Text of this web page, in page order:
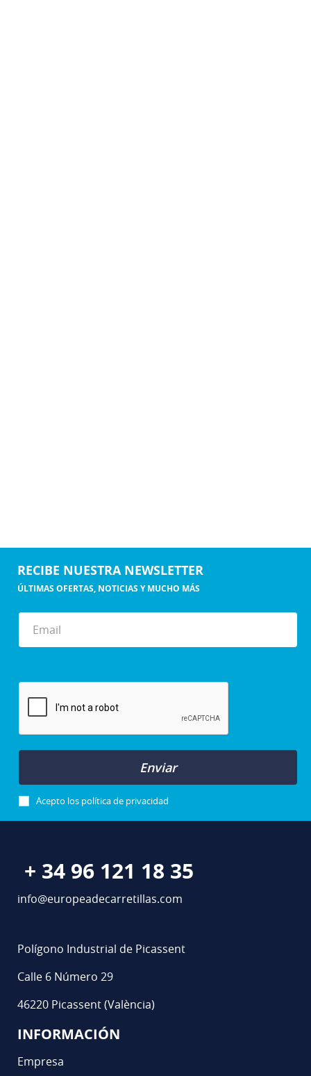
RECIBE NUESTRA NEWSLETTER
ÚLTIMAS OFERTAS, NOTICIAS Y MUCHO MÁS
Enviar
Acepto los política de privacidad
+ 34 96 121 18 35
info@europeadecarretillas.com
Polígono Industrial de Picassent
Calle 6 Número 29
46220 Picassent (València)
INFORMACIÓN
Empresa